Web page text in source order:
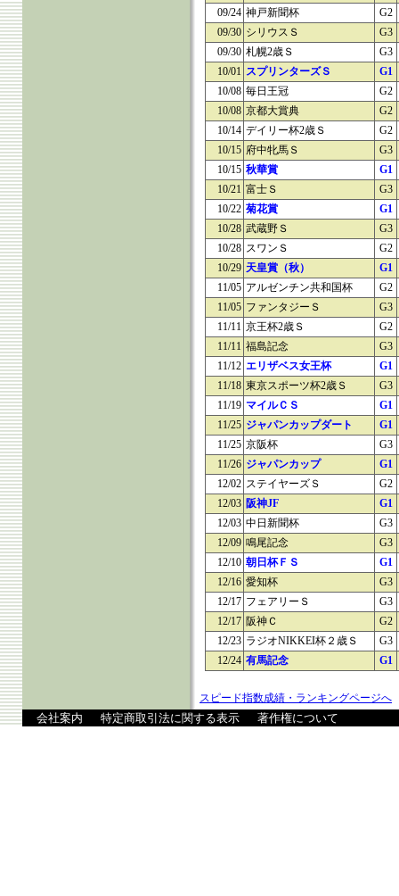
09/24 神戸新聞杯
G2
09/30 シリウスＳ
G3
09/30 札幌2歳Ｓ
G3
10/01 スプリンターズＳ
G1
10/08 毎日王冠
G2
10/08 京都大賞典
G2
10/14 デイリー杯2歳Ｓ
G2
10/15 府中牝馬Ｓ
G3
10/15 秋華賞
G1
10/21 富士Ｓ
G3
10/22 菊花賞
G1
10/28 武蔵野Ｓ
G3
10/28 スワンＳ
G2
10/29 天皇賞（秋）
G1
11/05 アルゼンチン共和国杯
G2
11/05 ファンタジーＳ
G3
11/11 京王杯2歳Ｓ
G2
11/11 福島記念
G3
11/12 エリザベス女王杯
G1
11/18 東京スポーツ杯2歳Ｓ
G3
11/19 マイルＣＳ
G1
11/25 ジャパンカップダート
G1
11/25 京阪杯
G3
11/26 ジャパンカップ
G1
12/02 ステイヤーズＳ
G2
12/03 阪神JF
G1
12/03 中日新聞杯
G3
12/09 鳴尾記念
G3
12/10 朝日杯ＦＳ
G1
12/16 愛知杯
G3
12/17 フェアリーＳ
G3
12/17 阪神Ｃ
G2
12/23 ラジオNIKKEI杯２歳Ｓ
G3
12/24 有馬記念 G1
スピード指数成績・ランキングページへ
会社案内 特定商取引法に関する表示 著作権について